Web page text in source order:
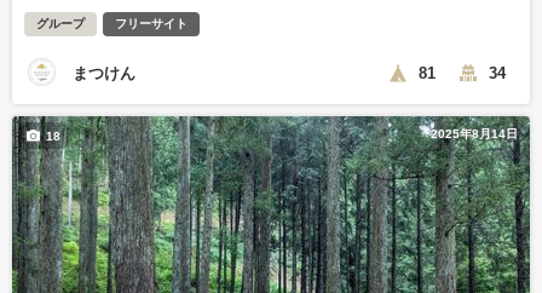
グループ フリーサイト
まつけん 81 34
2025年8月14日
18